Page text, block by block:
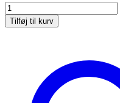
Silkeblomster
-
Ranunkler
Tilføj til kurv